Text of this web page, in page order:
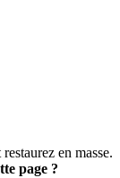
en masse.
page ?